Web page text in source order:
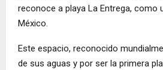
reconoce a playa La Entrega, como
México.
Este espacio, reconocido
de sus aguas y por ser la primera